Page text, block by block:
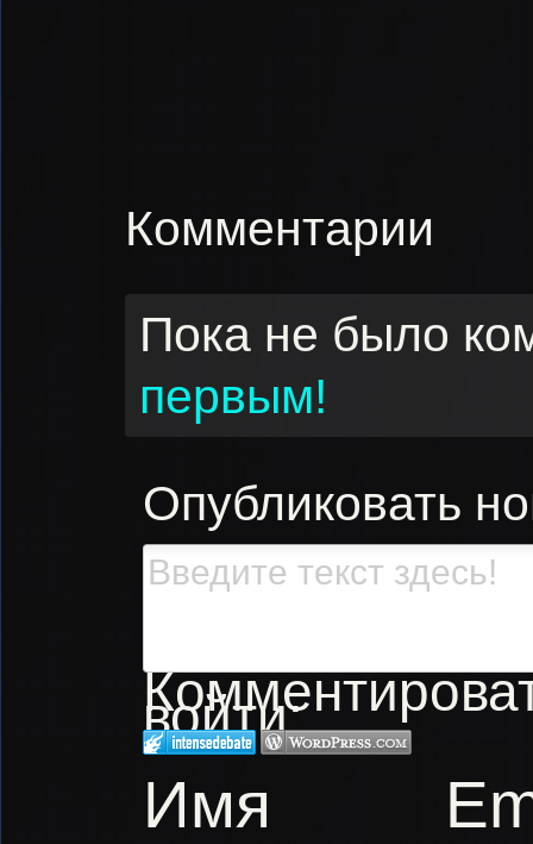
Комментарии
Пока не было
первым!
Опубликовать
войти:
Имя